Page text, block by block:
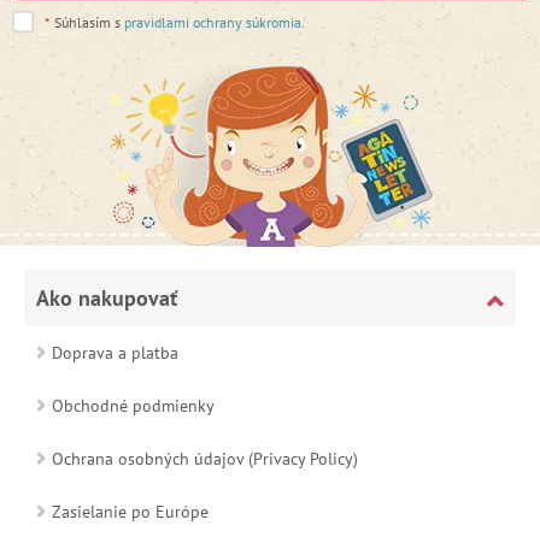
* Súhlasím s pravidlami ochrany súkromia.
Ako nakupovať
Doprava a platba
Obchodné podmienky
Ochrana osobných údajov (Privacy Policy)
Zasielanie po Európe